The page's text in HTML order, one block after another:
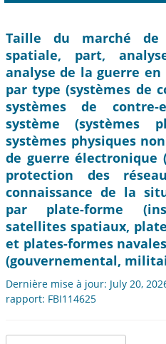
Taille du marché
spatiale, part,
analyse de la guerre
par type (systèmes de
systèmes de contre-
système (systèmes
systèmes physiques
de guerre électronique
protection des
connaissance de la
par plate-forme
satellites spatiaux,
et plates-formes
(gouvernemental,
Dernière mise à jour: July 20,
rapport: FBI114625